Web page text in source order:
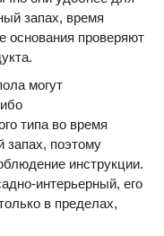
запах, время
основания проверяют
могут
типа во время
запах, поэтому
инструкции.
интерьерный, его
в пределах,